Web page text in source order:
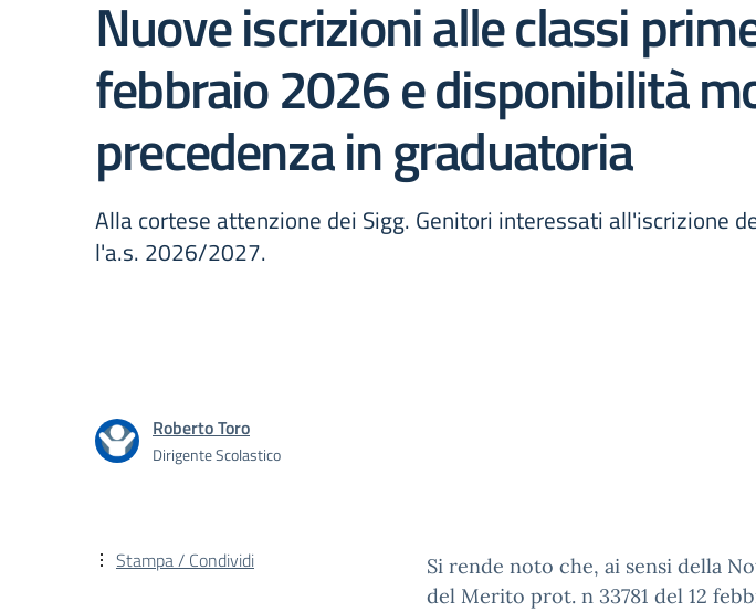
Nuove iscrizioni alle classi
febbraio 2026 e disponibilità
precedenza in graduatoria
Alla cortese attenzione dei Sigg. Genitori interessati all'iscrizione
l'a.s. 2026/2027.
Roberto Toro
Dirigente Scolastico
Si rende noto che, ai sensi della
del Merito prot. n 33781 del 12
Stampa / Condividi